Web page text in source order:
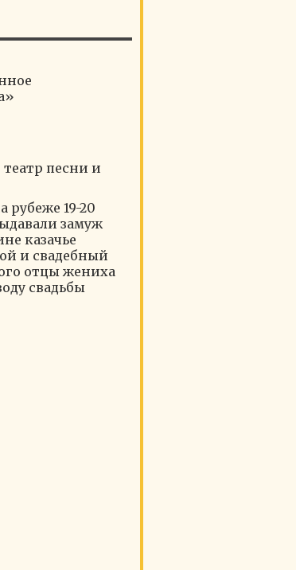
песни и
рубеже 19-20
замуж
казачье
и свадебный
отцы жениха
свадьбы